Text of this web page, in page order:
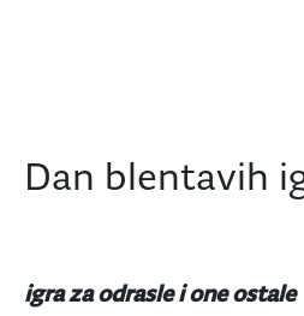
Dan blentavih
igra za odrasle i one ostale